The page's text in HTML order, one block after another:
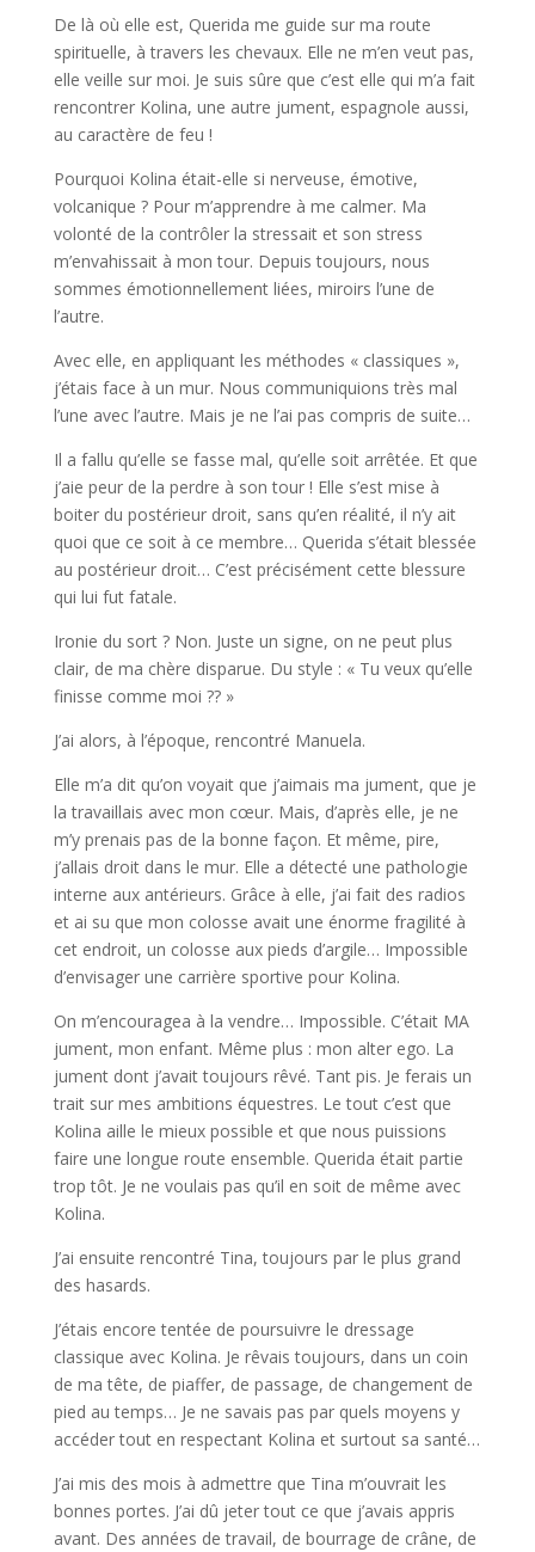
De là où elle est, Querida me guide sur ma route
spirituelle, à travers les chevaux. Elle ne m’en veut pas,
elle veille sur moi. Je suis sûre que c’est elle qui m’a fait
rencontrer Kolina, une autre jument, espagnole aussi,
au caractère de feu !
Pourquoi Kolina était-elle si nerveuse, émotive,
volcanique ? Pour m’apprendre à me calmer. Ma
volonté de la contrôler la stressait et son stress
m’envahissait à mon tour. Depuis toujours, nous
sommes émotionnellement liées, miroirs l’une de
l’autre.
Avec elle, en appliquant les méthodes « classiques »,
j’étais face à un mur. Nous communiquions très mal
l’une avec l’autre. Mais je ne l’ai pas compris de suite…
Il a fallu qu’elle se fasse mal, qu’elle soit arrêtée. Et que
j’aie peur de la perdre à son tour ! Elle s’est mise à
boiter du postérieur droit, sans qu’en réalité, il n’y ait
quoi que ce soit à ce membre… Querida s’était blessée
au postérieur droit… C’est précisément cette blessure
qui lui fut fatale.
Ironie du sort ? Non. Juste un signe, on ne peut plus
clair, de ma chère disparue. Du style : « Tu veux qu’elle
finisse comme moi ?? »
J’ai alors, à l’époque, rencontré Manuela.
Elle m’a dit qu’on voyait que j’aimais ma jument, que je
la travaillais avec mon cœur. Mais, d’après elle, je ne
m’y prenais pas de la bonne façon. Et même, pire,
j’allais droit dans le mur. Elle a détecté une pathologie
interne aux antérieurs. Grâce à elle, j’ai fait des radios
et ai su que mon colosse avait une énorme fragilité à
cet endroit, un colosse aux pieds d’argile… Impossible
d’envisager une carrière sportive pour Kolina.
On m’encouragea à la vendre… Impossible. C’était MA
jument, mon enfant. Même plus : mon alter ego. La
jument dont j’avait toujours rêvé. Tant pis. Je ferais un
trait sur mes ambitions équestres. Le tout c’est que
Kolina aille le mieux possible et que nous puissions
faire une longue route ensemble. Querida était partie
trop tôt. Je ne voulais pas qu’il en soit de même avec
Kolina.
J’ai ensuite rencontré Tina, toujours par le plus grand
des hasards.
J’étais encore tentée de poursuivre le dressage
classique avec Kolina. Je rêvais toujours, dans un coin
de ma tête, de piaffer, de passage, de changement de
pied au temps… Je ne savais pas par quels moyens y
accéder tout en respectant Kolina et surtout sa santé…
J’ai mis des mois à admettre que Tina m’ouvrait les
bonnes portes. J’ai dû jeter tout ce que j’avais appris
avant. Des années de travail, de bourrage de crâne, de